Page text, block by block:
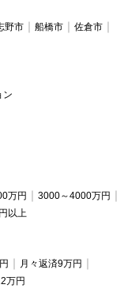
野市 船橋市
佐倉市
ン
万円
3000～4000万円
以上
月々返済9万円
万円